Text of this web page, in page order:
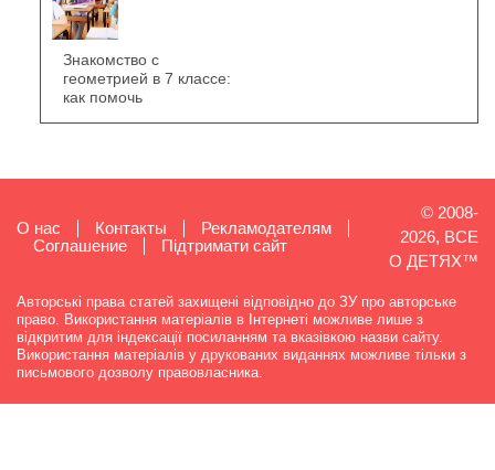
Знакомство с
геометрией в 7 классе:
как помочь
О нас Контакты
Рекламодателям
Cоглашение
Підтримати сайт
© 2008-
2026, ВСЕ
О ДЕТЯХ™
Авторські права статей захищені відповідно до ЗУ про авторське
право. Використання матеріалів в Інтернеті можливе лише з
відкритим для індексації посиланням та вказівкою назви сайту.
Використання матеріалів у друкованих виданнях можливе тільки з
письмового дозволу правовласника.